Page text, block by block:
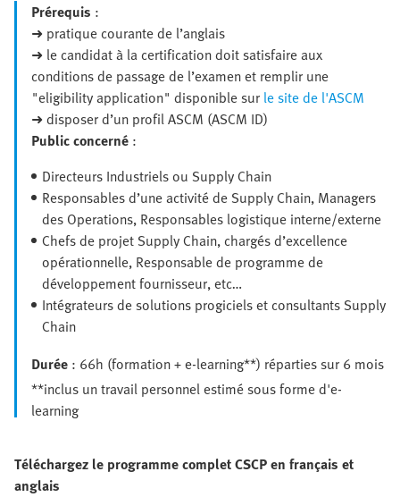
Prérequis :
➜ pratique courante de l’anglais
➜ le candidat à la certification doit satisfaire aux
conditions de passage de l’examen et remplir une
"eligibility application" disponible sur le site de l'ASCM
➜ disposer d’un profil ASCM (ASCM ID)
Public concerné :
Directeurs Industriels ou Supply Chain
Responsables d’une activité de Supply Chain, Managers
des Operations, Responsables logistique interne/externe
Chefs de projet Supply Chain, chargés d’excellence
opérationnelle, Responsable de programme de
développement fournisseur, etc…
Intégrateurs de solutions progiciels et consultants Supply
Chain
Durée : 66h (formation + e-learning**) réparties sur 6 mois
**inclus un travail personnel estimé sous forme d'e-
learning
Téléchargez le programme complet CSCP en français et
anglais